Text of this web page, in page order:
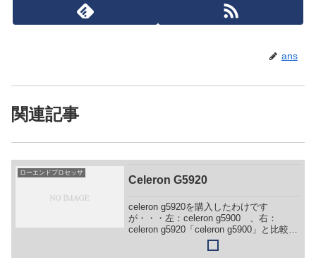
ans
関連記事
ローエンドプロセッサ
Celeron G5920
celeron g5920を購入したわけです
が・・・左：celeron g5900 、右：
celeron g5920「celeron g5900」と比較。
なんか、箱の色が全然違くね？写真で比
べるとわかりずらいですが、実物は明ら